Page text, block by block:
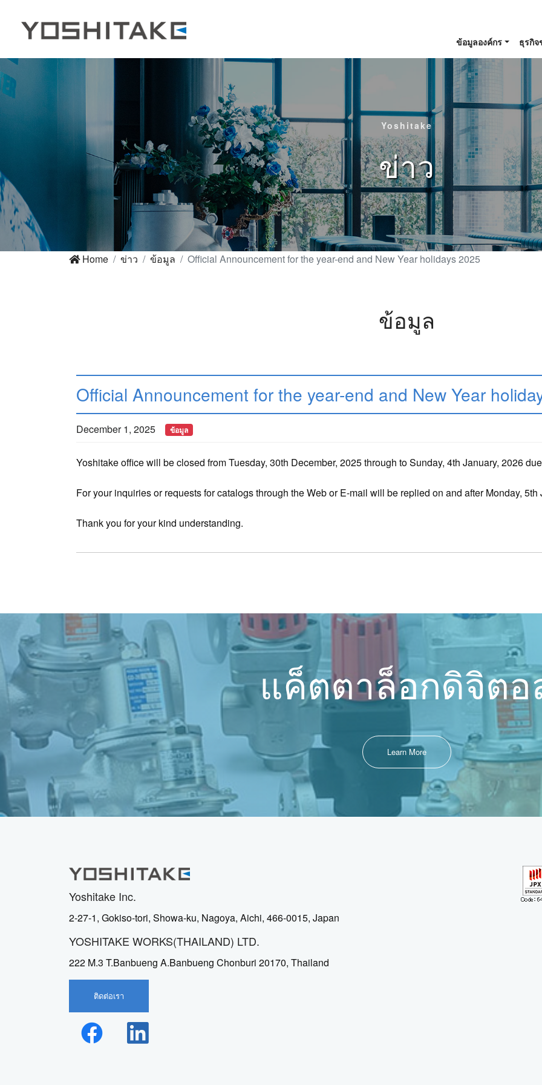
ข้อมูลองค์กร ธุรกิจ
Yoshitake
ข่าว
Home ข่าว ข้อมูล Official Announcement for the year-end and New Year holidays 2025
ข้อมูล
Official Announcement for the year-end and New Year
December 1, 2025 ข้อมูล
Yoshitake office will be closed from Tuesday, 30th December, 2025 through to Sunday, 4th January, 2026
For your inquiries or requests for catalogs through the Web or E-mail will be replied on and after Monday, 5th
Thank you for your kind understanding.
แค็ตตาล็อกดิจิตอ
Learn More
Yoshitake Inc.
2-27-1, Gokiso-tori, Showa-ku, Nagoya, Aichi, 466-0015, Japan
YOSHITAKE WORKS(THAILAND) LTD.
222 M.3 T.Banbueng A.Banbueng Chonburi 20170, Thailand
ติดต่อเรา